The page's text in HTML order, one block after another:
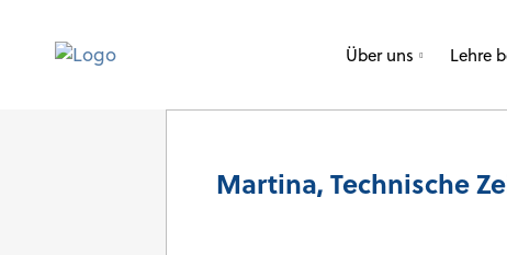
Über uns Lehre
Martina, Technische